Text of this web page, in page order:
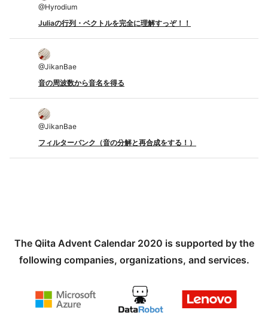
@Hyrodium
Juliaの行列・ベクトルを完全に理解すっぞ！！
@JikanBae
音の周波数から音名を得る
@JikanBae
フィルターバンク（音の分解と再合成をする！）
The Qiita Advent Calendar 2020 is supported by the
following companies, organizations, and services.